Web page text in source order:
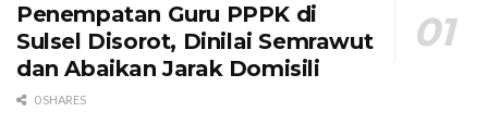
Penempatan Guru PPPK di
Sulsel Disorot, Dinilai Semrawut
dan Abaikan Jarak Domisili
0 SHARES